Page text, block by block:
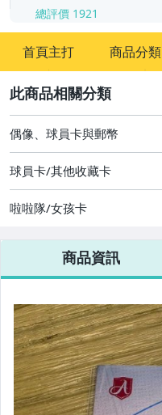
總評價 1921
首頁主打 商品分類
偶像、球員卡與郵幣
女包精品與女鞋
偶像、球員卡與郵幣
球員卡/其他收藏卡
啦啦隊/女孩卡
商品資訊